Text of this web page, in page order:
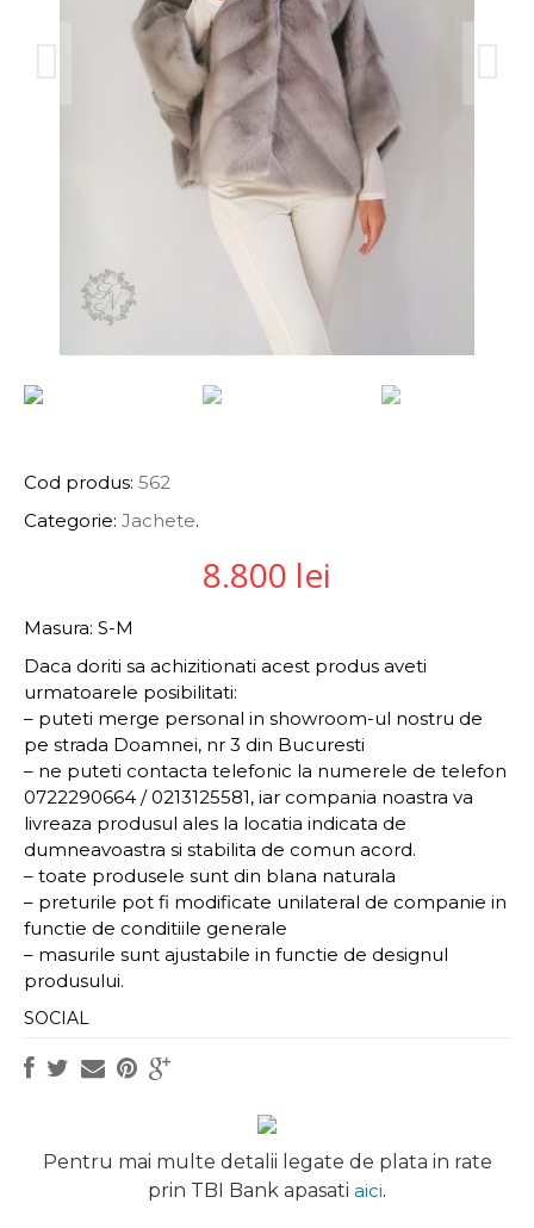
Cod produs: 562
Categorie: Jachete.
8.800 lei
Masura: S-M
Daca doriti sa achizitionati acest produs aveti
urmatoarele posibilitati:
– puteti merge personal in showroom-ul nostru de
pe strada Doamnei, nr 3 din Bucuresti
– ne puteti contacta telefonic la numerele de telefon
0722290664 / 0213125581, iar compania noastra va
livreaza produsul ales la locatia indicata de
dumneavoastra si stabilita de comun acord.
– toate produsele sunt din blana naturala
– preturile pot fi modificate unilateral de companie in
functie de conditiile generale
– masurile sunt ajustabile in functie de designul
produsului.
SOCIAL
Pentru mai multe detalii legate de plata in rate
prin TBI Bank apasati aici.